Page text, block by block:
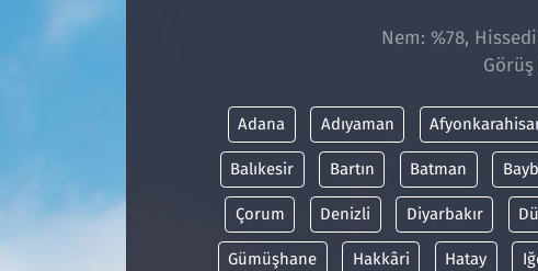
Nem: %78,
Görüş
Adana Adıyaman
Balıkesir Bartın Batman
Çorum Denizli Diyarbakır
Gümüşhane Hakkâri Hatay